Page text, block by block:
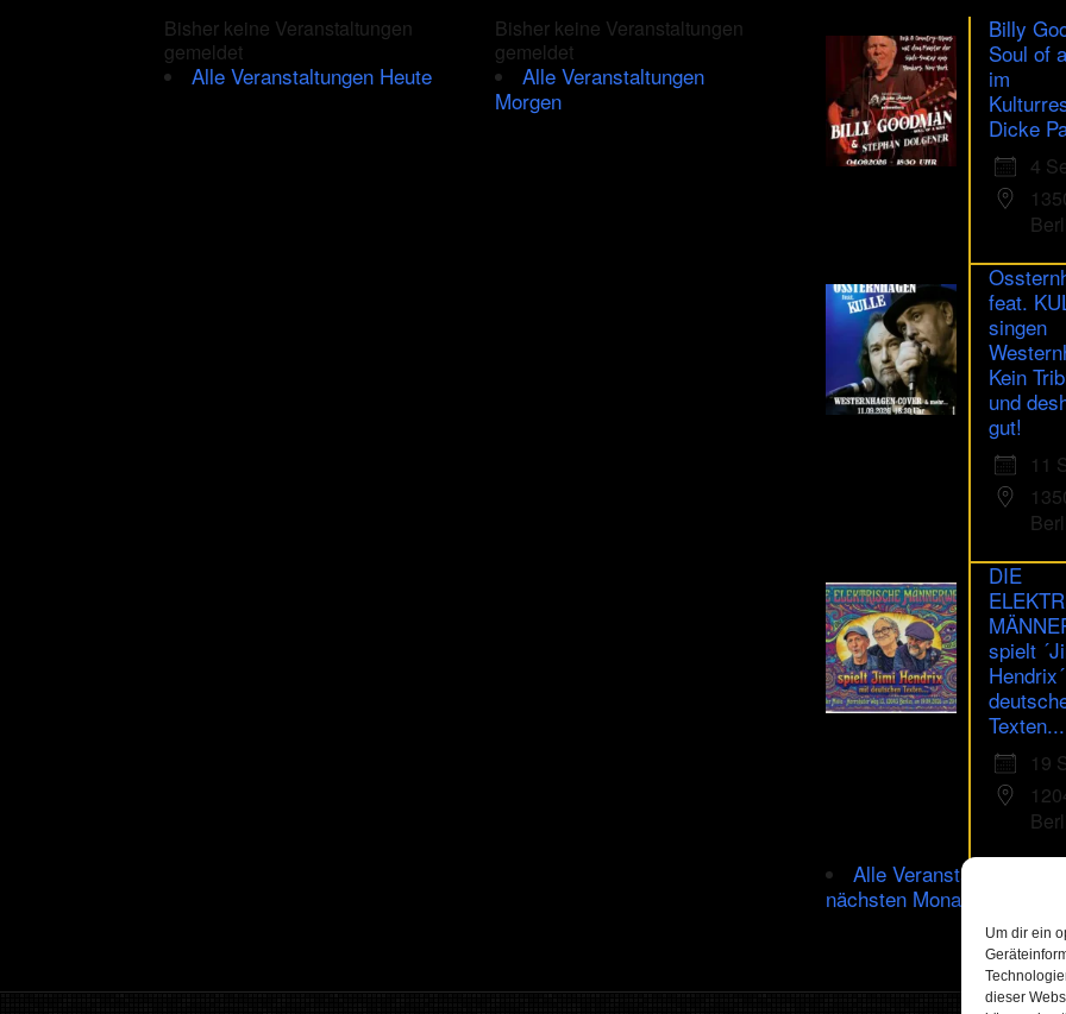
Um dir ein
dieser
Bisher keine Veranstaltungen
gemeldet
Alle Veranstaltungen Heute
Bisher keine Veranstaltungen
gemeldet
Alle Veranstaltungen
Morgen
Billy
Soul of
im
Dicke
4
feat.
singen
Kein
und
gut!
11
DIE
spielt
Texten...
19
Alle Veranstaltungen im
nächsten Monat